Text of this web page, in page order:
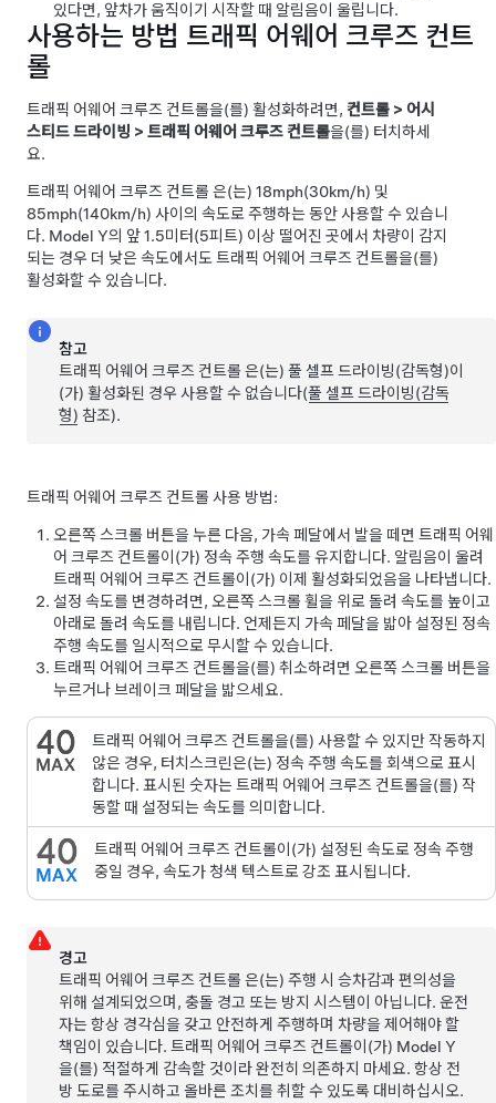
있다면, 앞차가 움직이기 시작할 때 알림음이 울립니다.
사용하는 방법 트래픽 어웨어 크루즈 컨트
롤
트래픽 어웨어 크루즈 컨트롤을(를) 활성화하려면, 컨트롤 > 어시
스티드 드라이빙 > 트래픽 어웨어 크루즈 컨트롤을(를) 터치하세
요.
트래픽 어웨어 크루즈 컨트롤은(는) 18mph(30km/h) 및
85mph(140km/h) 사이의 속도로 주행하는 동안 사용할 수 있습니
다. Model Y의 앞1.5미터(5피트) 이상 떨어진 곳에서 차량이 감지
되는 경우 더 낮은 속도에서도트래픽 어웨어 크루즈 컨트롤을(를)
활성화할 수 있습니다.
참고
트래픽 어웨어 크루즈 컨트롤 은(는)풀 셀프 드라이빙(감독형)이
(가) 활성화된 경우 사용할 수 없습니다(풀 셀프 드라이빙(감독
형) 참조).
트래픽 어웨어 크루즈 컨트롤사용 방법:
오른쪽 스크롤 버튼을 누른 다음, 가속 페달에서 발을 떼면 트래픽 어웨
어 크루즈 컨트롤이(가) 정속 주행 속도를 유지합니다. 알림음이 울려
트래픽 어웨어 크루즈 컨트롤이(가) 이제 활성화되었음을 나타냅니다.
설정 속도를 변경하려면, 오른쪽 스크롤 휠을 위로 돌려 속도를 높이고
아래로 돌려 속도를 내립니다. 언제든지 가속 페달을 밟아 설정된 정속
주행 속도를 일시적으로 무시할 수 있습니다.
트래픽 어웨어 크루즈 컨트롤을(를) 취소하려면 오른쪽 스크롤 버튼을
누르거나브레이크 페달을 밟으세요.
트래픽 어웨어 크루즈 컨트롤을(를) 사용할 수 있지만 작동하지
않은 경우, 터치스크린은(는) 정속 주행 속도를 회색으로 표시
합니다. 표시된 숫자는트래픽 어웨어 크루즈 컨트롤을(를) 작
동할 때 설정되는 속도를 의미합니다.
트래픽 어웨어 크루즈 컨트롤이(가) 설정된 속도로 정속 주행
중일 경우, 속도가 청색 텍스트로 강조 표시됩니다.
경고
트래픽 어웨어 크루즈 컨트롤 은(는) 주행 시 승차감과 편의성을
위해 설계되었으며, 충돌 경고 또는 방지 시스템이 아닙니다. 운전
자는 항상 경각심을 갖고 안전하게 주행하며 차량을 제어해야 할
책임이 있습니다.트래픽 어웨어 크루즈 컨트롤이(가) Model Y
을(를) 적절하게 감속할 것이라 완전히 의존하지 마세요. 항상 전
방 도로를 주시하고 올바른 조치를 취할 수 있도록 대비하십시오.